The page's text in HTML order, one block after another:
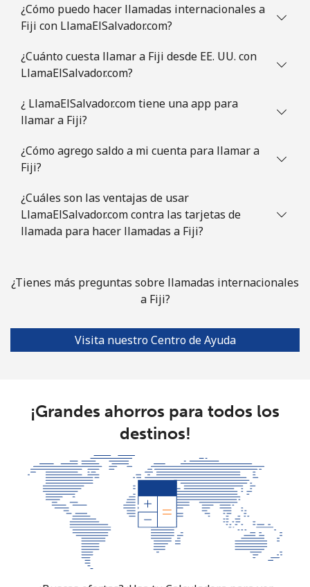
¿Cómo puedo hacer llamadas internacionales a
Fiji con LlamaElSalvador.com?
¿Cuánto cuesta llamar a Fiji desde EE. UU. con
LlamaElSalvador.com?
¿ LlamaElSalvador.com tiene una app para
llamar a Fiji?
¿Cómo agrego saldo a mi cuenta para llamar a
Fiji?
¿Cuáles son las ventajas de usar
LlamaElSalvador.com contra las tarjetas de
llamada para hacer llamadas a Fiji?
¿Tienes más preguntas sobre llamadas internacionales
a Fiji?
Visita nuestro Centro de Ayuda
¡Grandes ahorros para todos los
destinos!